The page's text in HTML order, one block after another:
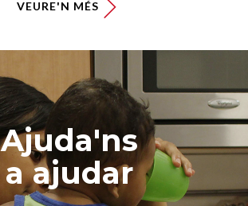
VEURE'N MÉS
Ajuda'ns
a ajudar